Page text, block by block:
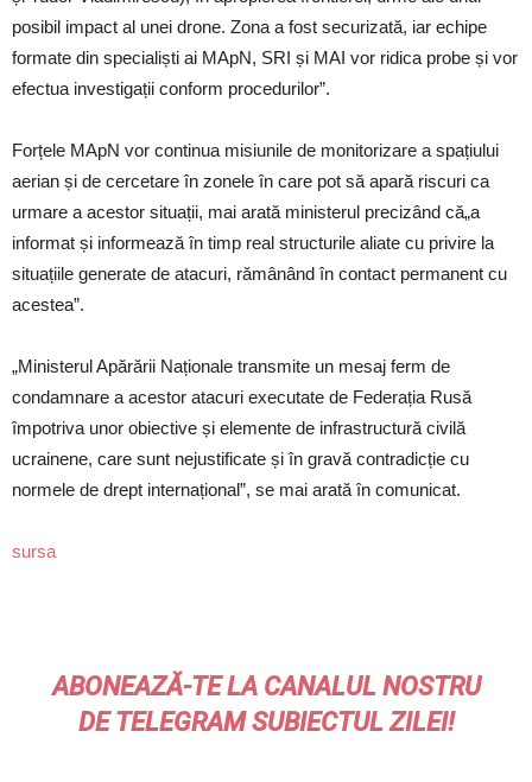
posibil impact al unei drone. Zona a fost securizată, iar echipe
formate din specialiști ai MApN, SRI și MAI vor ridica probe și vor
efectua investigații conform procedurilor”.
Forțele MApN vor continua misiunile de monitorizare a spațiului
aerian și de cercetare în zonele în care pot să apară riscuri ca
urmare a acestor situații, mai arată ministerul precizând că„a
informat și informează în timp real structurile aliate cu privire la
situațiile generate de atacuri, rămânând în contact permanent cu
acestea”.
„Ministerul Apărării Naționale transmite un mesaj ferm de
condamnare a acestor atacuri executate de Federația Rusă
împotriva unor obiective și elemente de infrastructură civilă
ucrainene, care sunt nejustificate și în gravă contradicție cu
normele de drept internațional”, se mai arată în comunicat.
sursa
ABONEAZĂ-TE LA CANALUL NOSTRU
DETELEGRAMSUBIECTUL ZILEI!